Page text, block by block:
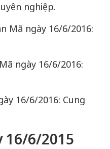
nghiệp.
Mã ngày 16/6/2016:
ngày 16/6/2016:
16/6/2016: Cung
16/6/2015